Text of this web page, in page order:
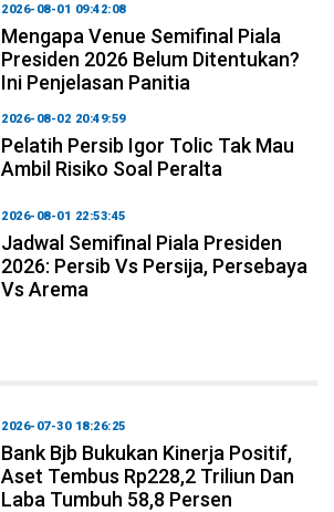
2026-08-01 09:42:08
Mengapa Venue Semifinal Piala
Presiden 2026 Belum Ditentukan?
Ini Penjelasan Panitia
2026-08-02 20:49:59
Pelatih Persib Igor Tolic Tak Mau
Ambil Risiko Soal Peralta
2026-08-01 22:53:45
Jadwal Semifinal Piala Presiden
2026: Persib Vs Persija, Persebaya
Vs Arema
2026-07-30 18:26:25
Bank Bjb Bukukan Kinerja Positif,
Aset Tembus Rp228,2 Triliun Dan
Laba Tumbuh 58,8 Persen